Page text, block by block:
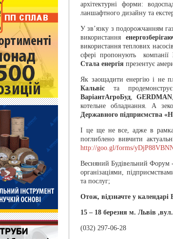
архітектурні форми:
ланшафтного дизайну та
У зв’язку з подорожчанням
використання
використання теплових
сфері пропонують компанії
Стала енергія презентує
Як заощадити енергію і не
Кальвіс та
ВаріантАгроБуд,GERDMAN
котельне обладнання. А
Державного підприємства
І це ще не все, адже в
поглиблено вивчити
http://goo.gl/forms/
Весняний Будівельний Форум -
організаціями,
та послуг;
Отож, відзначте у
15 – 18 березня м. Львів
(032) 297-06-28